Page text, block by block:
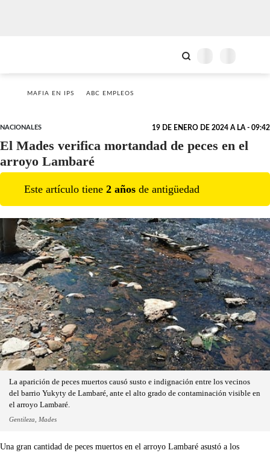
MAFIA EN IPS ABC EMPLEOS
NACIONALES 19 DE ENERO DE 2024 A LA - 09:42
El Mades verifica mortandad de peces en el
arroyo Lambaré
Este artículo tiene 2 años de antigüedad
La aparición de peces muertos causó susto e indignación entre los vecinos
del barrio Yukyty de Lambaré, ante el alto grado de contaminación visible en
el arroyo Lambaré.
Gentileza, Mades
Una gran cantidad de peces muertos en el arroyo Lambaré asustó a los